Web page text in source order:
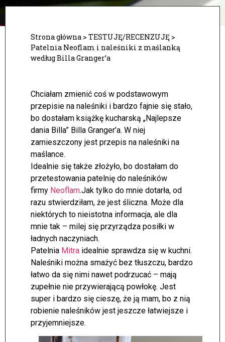
Strona główna > TESTUJĘ/RECENZUJĘ >
Patelnia Neoflam i naleśniki z maślanką
według Billa Granger’a
Chciałam zmienić coś w podstawowym
przepisie na naleśniki i bardzo fajnie się stało,
bo dostałam książkę kucharską „Najlepsze
dania Billa” Billa Granger’a. W niej
zamieszczony jest przepis na naleśniki na
maślance.
Idealnie się także złożyło, bo dostałam do
przetestowania patelnię do naleśników
firmy Neoflam.Jak tylko do mnie dotarła, od
razu stwierdziłam, że jest śliczna. Może dla
niektórych to nieistotna informacja, ale dla
mnie tak – milej się przyrządza posiłki w
ładnych naczyniach.
Patelnia Mitra idealnie sprawdza się w kuchni.
Naleśniki można smażyć bez tłuszczu, bardzo
łatwo da się nimi nawet podrzucać – mają
zupełnie nie przywierającą powłokę. Jest
super i bardzo się cieszę, że ją mam, bo z nią
robienie naleśników jest jeszcze łatwiejsze i
przyjemniejsze.